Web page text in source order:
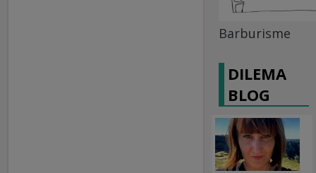
Barburisme
DILEMA
BLOG